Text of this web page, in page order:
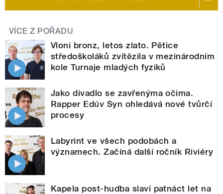
VÍCE Z POŘADU
Vloni bronz, letos zlato. Pětice
středoškoláků zvítězila v mezinárodním
kole Turnaje mladých fyziků
Jako divadlo se zavřenýma očima.
Rapper Edúv Syn ohledává nové tvůrčí
procesy
Labyrint ve všech podobách a
významech. Začíná další ročník Riviéry
Kapela post-hudba slaví patnáct let na